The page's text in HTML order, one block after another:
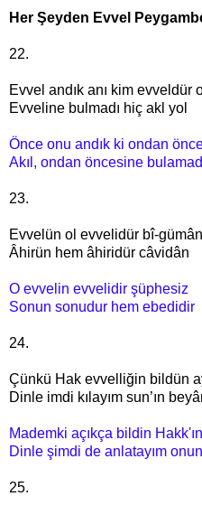
Her Şeyden Evvel
22.
Evvel andık anı kim evveldür
Evveline bulmadı hiç akl yol
Önce onu andık ki ondan
Akıl, ondan öncesine
23.
Evvelün ol evvelidür bî-gümân
Âhirün hem âhiridür câvidân
O evvelin evvelidir şüphesiz
Sonun sonudur hem ebedidir
24.
Çünkü Hak evvelliğin bildün
Dinle imdi kılayım sun’ın
Mademki açıkça bildin
Dinle şimdi de anlatayım onun
25.